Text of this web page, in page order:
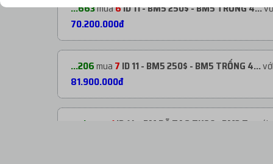
...663mua6ID 11 - BM5 250$ - BM5 TRỐNG 4...
70.200.000đ
...206mua 7 ID 11 - BM5 250$ - BM5 TRỐNG 4...
81.900.000đ
...ulz 1ID 14 - BM ĐÃ TẠO TKQC - BM3 T... với